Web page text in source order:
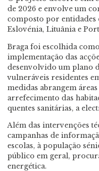
de 2026 e envolve um
composto por entidades
Eslovénia, Lituânia e
Braga foi escolhida
implementação das
desenvolvido um plano
vulneráveis residentes
medidas abrangem
arrefecimento das
quentes sanitárias, a
Além das intervenções
campanhas de
escolas, à população
público em geral,
energética.